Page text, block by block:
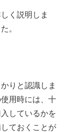
く説明しま
。
りと認識しま
用時には、十
しているかを
ておくことが